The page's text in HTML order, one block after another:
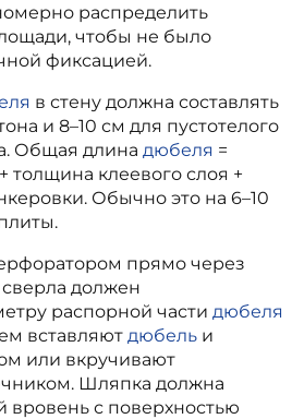
распределить
чтобы не было
фиксацией.
в стену должна составлять
и 8–10 см для пустотелого
Общая длина дюбеля =
+ толщина клеевого слоя +
Обычно это на 6–10
прямо через
должен
распорной части дюбеля
вставляют дюбель и
или вкручивают
Шляпка должна
вровень с поверхностью